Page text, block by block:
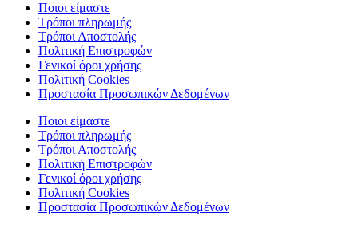
Ποιοι είμαστε
Τρόποι πληρωμής
Τρόποι Αποστολής
Πολιτική Επιστροφών
Γενικοί όροι χρήσης
Πολιτική Cookies
Προστασία Προσωπικών Δεδομένων
Ποιοι είμαστε
Τρόποι πληρωμής
Τρόποι Αποστολής
Πολιτική Επιστροφών
Γενικοί όροι χρήσης
Πολιτική Cookies
Προστασία Προσωπικών Δεδομένων